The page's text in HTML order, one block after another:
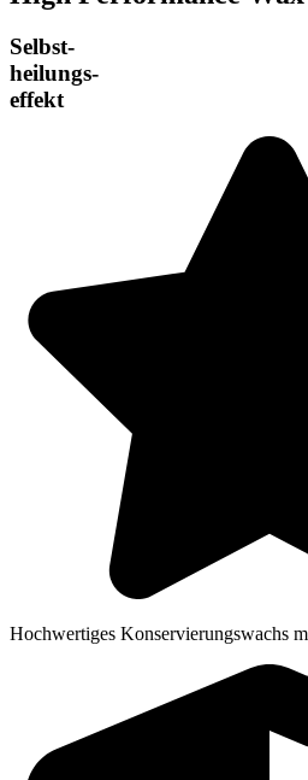
Selbst-
heilungs-
effekt
Hochwertiges Konservierungswachs